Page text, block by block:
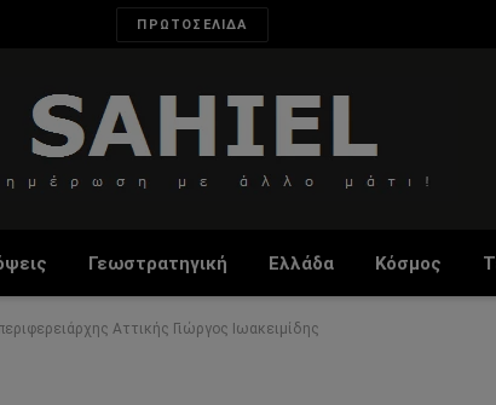
ΠΡΩΤΟΣΕΛΙΔΑ
Γεωστρατηγική Ελλάδα Κόσμος
Αττικής Γιώργος Ιωακειμίδης